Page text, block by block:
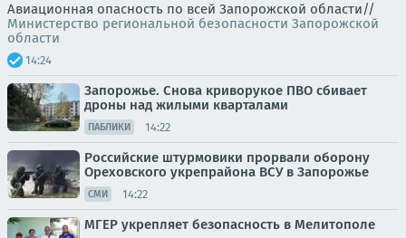
Авиационная опасность по всей Запорожской области//
Министерство региональной безопасности Запорожской
области
14:24
Запорожье. Снова криворукое ПВО сбивает
дроны над жилыми кварталами
ПАБЛИКИ 14:22
Российские штурмовики прорвали оборону
Ореховского укрепрайона ВСУ в Запорожье
СМИ 14:22
МГЕР укрепляет безопасность в Мелитополе